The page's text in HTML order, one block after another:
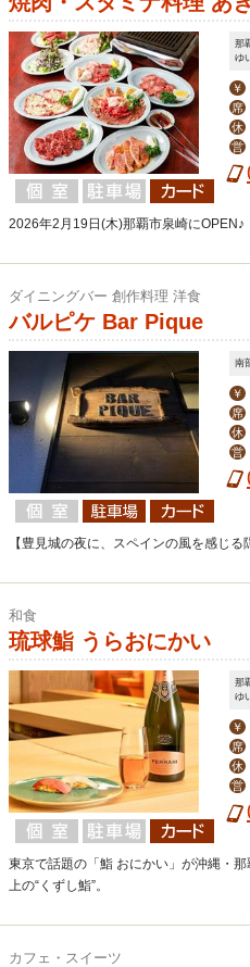
那
ゆ
￥
席
休
営
ン
2026年2月19日(木)那覇市泉崎にOPEN♪
ダイニングバー 創作料理 洋食
バルピケ Bar Pique
南
￥
席
休
営
【豊見城の夜に、スペインの風を感じる
和食
琉球鮨 うらおにかい
那
ゆ
￥
席
休
営
東京で話題の「鮨 おにかい」が沖縄・
上の“くずし鮨”。
カフェ・スイーツ